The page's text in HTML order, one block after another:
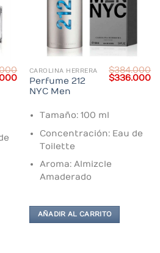
Current
price
CAROLINA HERRERA
Perfume 212
NYC Men
$384.000
Original
$336.000
Tamaño: 100 ml
Concentración: Eau de
Toilette
Aroma: Almizcle
Amaderado
AÑADIR AL CARRITO